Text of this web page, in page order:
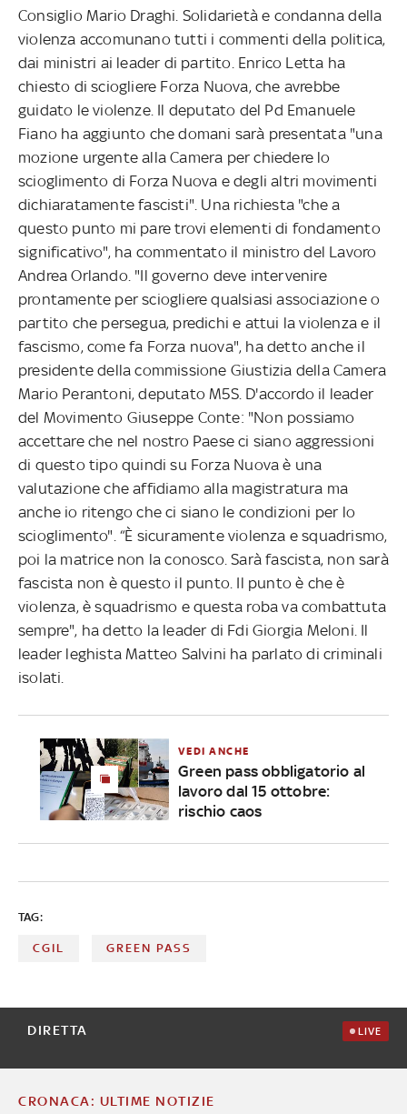
Consiglio Mario Draghi. Solidarietà e condanna della
violenza accomunano tutti i commenti della politica,
dai ministri ai leader di partito. Enrico Letta ha
chiesto di sciogliere Forza Nuova, che avrebbe
guidato le violenze. Il deputato del Pd Emanuele
Fiano ha aggiunto che domani sarà presentata "una
mozione urgente alla Camera per chiedere lo
scioglimento di Forza Nuova e degli altri movimenti
dichiaratamente fascisti". Una richiesta "che a
questo punto mi pare trovi elementi di fondamento
significativo", ha commentato il ministro del Lavoro
Andrea Orlando. "Il governo deve intervenire
prontamente per sciogliere qualsiasi associazione o
partito che persegua, predichi e attui la violenza e il
fascismo, come fa Forza nuova", ha detto anche il
presidente della commissione Giustizia della Camera
Mario Perantoni, deputato M5S. D'accordo il leader
del Movimento Giuseppe Conte: "Non possiamo
accettare che nel nostro Paese ci siano aggressioni
di questo tipo quindi su Forza Nuova è una
valutazione che affidiamo alla magistratura ma
anche io ritengo che ci siano le condizioni per lo
scioglimento". “È sicuramente violenza e squadrismo,
poi la matrice non la conosco. Sarà fascista, non sarà
fascista non è questo il punto. Il punto è che è
violenza, è squadrismo e questa roba va combattuta
sempre", ha detto la leader di Fdi Giorgia Meloni. Il
leader leghista Matteo Salvini ha parlato di criminali
isolati.
VEDI ANCHE
Green pass obbligatorio al
lavoro dal 15 ottobre:
rischio caos
TAG:
CGIL GREEN PASS
DIRETTA LIVE
CRONACA: ULTIME NOTIZIE